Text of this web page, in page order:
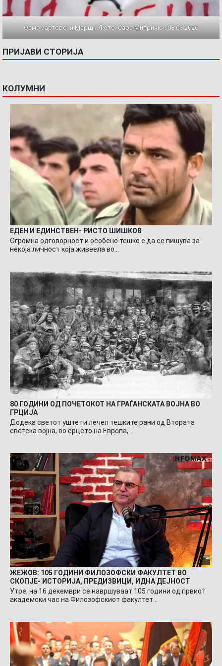
Осмомартовски Марш / Фото: Сара Митрички, 08.03.2026
ПРИЈАВИ СТОРИЈА
КОЛУМНИ
ЕДЕН И ЕДИНСТВЕН- РИСТО ШИШКОВ
Огромна одговорност и особено тешко е да се пишува за
некоја личност која живеела во…
80 ГОДИНИ ОД ПОЧЕТОКОТ НА ГРАЃАНСКАТА ВОЈНА ВО
ГРЦИЈА
Додека светот уште ги лечел тешките рани од Втората
светска војна, во срцето на Европа,…
ЖЕЖОВ: 105 ГОДИНИ ФИЛОЗОФСКИ ФАКУЛТЕТ ВО
СКОПЈЕ- ИСТОРИЈА, ПРЕДИЗВИЦИ, ИДНА ДЕЈНОСТ
Утре, на 16 декември се навршуваат 105 години од првиот
академски час на Филозофскиот факултет…